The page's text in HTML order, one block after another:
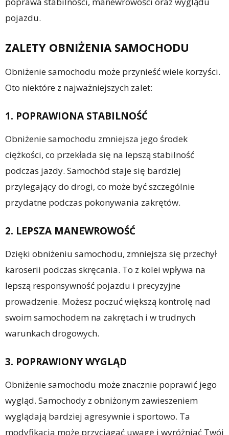
pojazdu.
ZALETY OBNIŻENIA SAMOCHODU
Obniżenie samochodu może przynieść wiele korzyści.
Oto niektóre z najważniejszych zalet:
1. POPRAWIONA STABILNOŚĆ
Obniżenie samochodu zmniejsza jego środek
ciężkości, co przekłada się na lepszą stabilność
podczas jazdy. Samochód staje się bardziej
przylegający do drogi, co może być szczególnie
przydatne podczas pokonywania zakrętów.
2. LEPSZA MANEWROWOŚĆ
Dzięki obniżeniu samochodu, zmniejsza się przechył
karoserii podczas skręcania. To z kolei wpływa na
lepszą responsywność pojazdu i precyzyjne
prowadzenie. Możesz poczuć większą kontrolę nad
swoim samochodem na zakrętach i w trudnych
warunkach drogowych.
3. POPRAWIONY WYGLĄD
Obniżenie samochodu może znacznie poprawić jego
wygląd. Samochody z obniżonym zawieszeniem
wyglądają bardziej agresywnie i sportowo. Ta
modyfikacja może przyciągać uwagę i wyróżniać Twój